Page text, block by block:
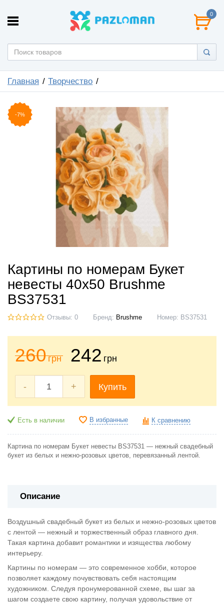
0
Главная Творчество
-7%
Картины по номерам Букет
невесты 40x50 Brushme
BS37531
Отзывы: 0 Бренд: Brushme Номер: BS37531
260грн 242 грн
- + Купить
Есть в наличии В избранные К сравнению
Картина по номерам Букет невесты BS37531 — нежный свадебный
букет из белых и нежно-розовых цветов, перевязанный лентой.
Описание
Воздушный свадебный букет из белых и нежно-розовых цветов
с лентой — нежный и торжественный образ главного дня.
Такая картина добавит романтики и изящества любому
интерьеру.
Картины по номерам — это современное хобби, которое
позволяет каждому почувствовать себя настоящим
художником. Следуя пронумерованной схеме, вы шаг за
шагом создаете свою картину, получая удовольствие от